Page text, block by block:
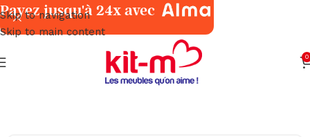
Skip to navigation
Skip to main content
0
Bureaux
Payez jusqu'à 24x avec